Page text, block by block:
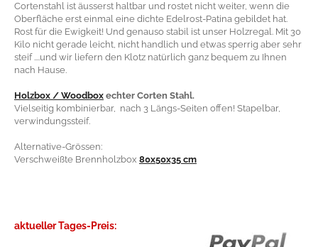
Cortenstahl ist äusserst haltbar und rostet nicht weiter, wenn die
Oberfläche erst einmal eine dichte Edelrost-Patina gebildet hat.
Rost für die Ewigkeit! Und genauso stabil ist unser Holzregal. Mit 30
Kilo nicht gerade leicht, nicht handlich und etwas sperrig aber sehr
steif ....und wir liefern den Klotz natürlich ganz bequem zu Ihnen
nach Hause.
Holzbox / Woodbox echter Corten Stahl.
Vielseitig kombinierbar, nach 3 Längs-Seiten offen! Stapelbar,
verwindungssteif.
Alternative-Grössen:
Verschweißte Brennholzbox 80x50x35 cm
aktueller Tages-Preis: